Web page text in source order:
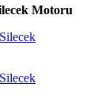
Motoru